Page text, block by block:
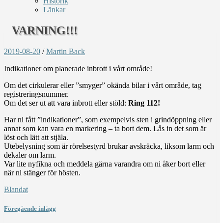
Länkar
VARNING!!!
2019-08-20 /Martin Back
Indikationer om planerade inbrott i vårt område!
Om det cirkulerar eller ”smyger” okända bilar i vårt område, tag
registreringsnummer.
Om det ser ut att vara inbrott eller stöld: Ring 112!
Har ni fått ”indikationer”, som exempelvis sten i grindöppning eller
annat som kan vara en markering – ta bort dem. Lås in det som är
löst och lätt att stjäla.
Utebelysning som är rörelsestyrd brukar avskräcka, liksom larm och
dekaler om larm.
Var lite nyfikna och meddela gärna varandra om ni åker bort eller
när ni stänger för hösten.
Blandat
Föregående inlägg